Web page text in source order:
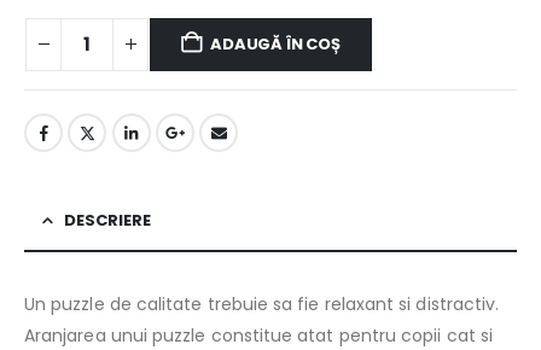
ADAUGĂ ÎN COȘ
DESCRIERE
Un puzzle de calitate trebuie sa fie relaxant si distractiv.
Aranjarea unui puzzle constitue atat pentru copii cat si